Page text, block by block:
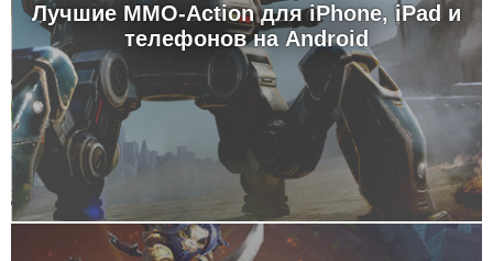
Лучшие MMO-Action для iPhone, iPad и
телефонов на Android